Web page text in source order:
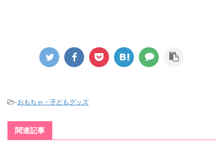
-おもちゃ・子どもグッズ
関連記事